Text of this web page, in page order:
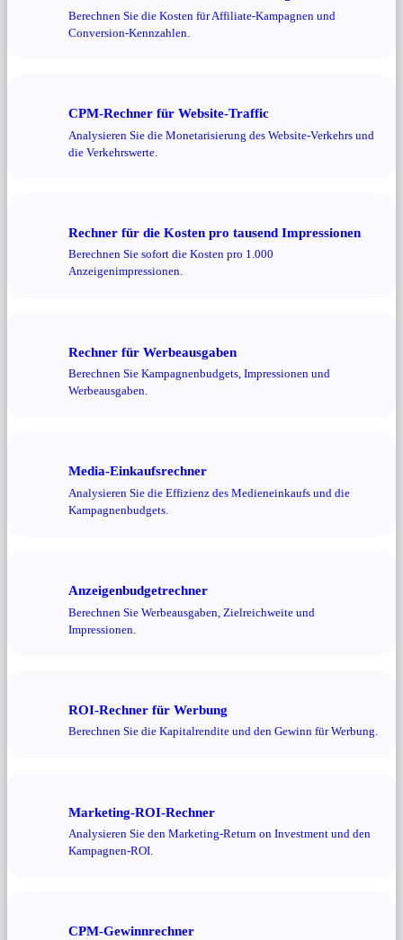
Berechnen Sie die Kosten für Affiliate-Kampagnen und
Conversion-Kennzahlen.
CPM-Rechner für Website-Traffic
Analysieren Sie die Monetarisierung des Website-Verkehrs und
die Verkehrswerte.
Rechner für die Kosten pro tausend Impressionen
Berechnen Sie sofort die Kosten pro 1.000
Anzeigenimpressionen.
Rechner für Werbeausgaben
Berechnen Sie Kampagnenbudgets, Impressionen und
Werbeausgaben.
Media-Einkaufsrechner
Analysieren Sie die Effizienz des Medieneinkaufs und die
Kampagnenbudgets.
Anzeigenbudgetrechner
Berechnen Sie Werbeausgaben, Zielreichweite und
Impressionen.
ROI-Rechner für Werbung
Berechnen Sie die Kapitalrendite und den Gewinn für Werbung.
Marketing-ROI-Rechner
Analysieren Sie den Marketing-Return on Investment und den
Kampagnen-ROI.
CPM-Gewinnrechner